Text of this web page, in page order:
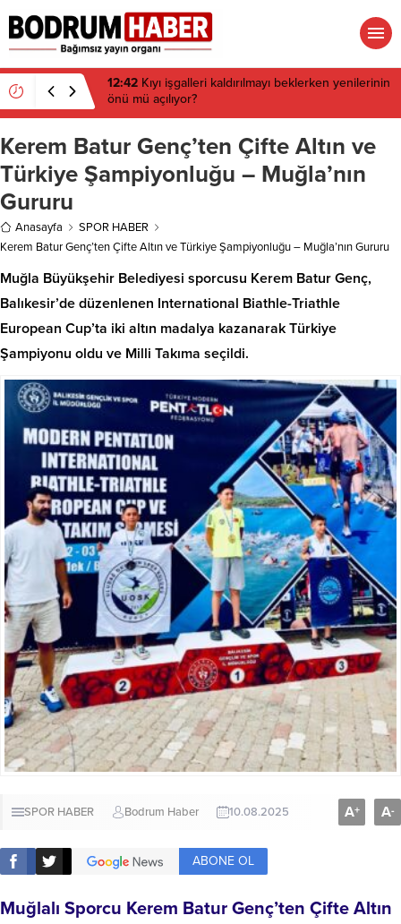
06:12 Manifest Bodrum’da binlerce hayranıyla
buluştu
Kerem Batur Genç’ten Çifte Altın ve
Türkiye Şampiyonluğu – Muğla’nın
Gururu
Anasayfa
SPOR HABER
Kerem Batur Genç’ten Çifte Altın ve Türkiye Şampiyonluğu – Muğla’nın Gururu
Muğla Büyükşehir Belediyesi sporcusu Kerem Batur Genç,
Balıkesir’de düzenlenen International Biathle-Triathle
European Cup’ta iki altın madalya kazanarak Türkiye
Şampiyonu oldu ve Milli Takıma seçildi.
SPOR HABER Bodrum Haber 10.08.2025 A+ A-
ABONE OL
Muğlalı Sporcu Kerem Batur Genç’ten Çifte Altın